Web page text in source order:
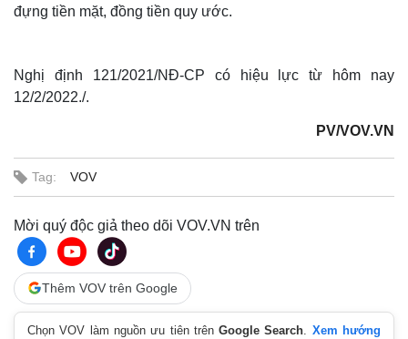
Quan sát
Cuộc sống đó đây
Hồ sơ
Video
đựng tiền mặt, đồng tiền quy ước.
Nghị định 121/2021/NĐ-CP có hiệu lực từ hôm nay
12/2/2022./.
PV/VOV.VN
Tag: VOV
Mời quý độc giả theo dõi VOV.VN trên
Thêm VOV trên Google
Chọn VOV làm nguồn ưu tiên trênGoogle Search
Xem hướng